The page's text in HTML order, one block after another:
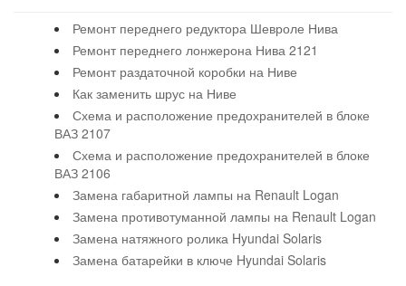
Ремонт переднего редуктора Шевроле Нива
Ремонт переднего лонжерона Нива 2121
Ремонт раздаточной коробки на Ниве
Как заменить шрус на Ниве
Схема и расположение предохранителей в блоке
ВАЗ 2107
Схема и расположение предохранителей в блоке
ВАЗ 2106
Замена габаритной лампы на Renault Logan
Замена противотуманной лампы на Renault Logan
Замена натяжного ролика Hyundai Solaris
Замена батарейки в ключе Hyundai Solaris